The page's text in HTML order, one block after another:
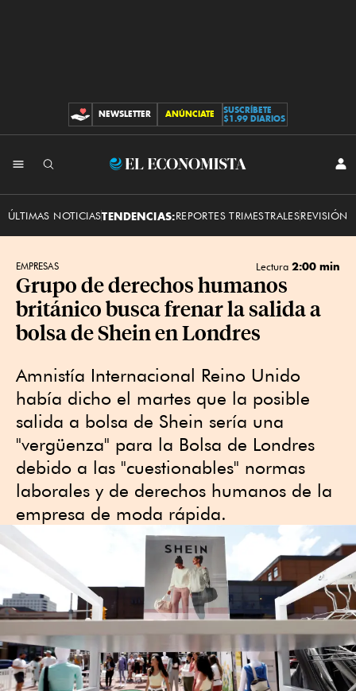
CONTRIBUCIONES
NEWSLETTER ANÚNCIATE
SUSCRÍBETE
$1.99 DIARIOS
El
ÚLTIMAS NOTICIASTENDENCIAS:REPORTES TRIMESTRALESREVISIÓN
EMPRESAS Lectura 2:00 min
Grupo de derechos humanos
británico busca frenar la salida a
bolsa de Shein en Londres
Amnistía Internacional Reino Unido
había dicho el martes que la posible
salida a bolsa de Shein sería una
"vergüenza" para la Bolsa de Londres
debido a las "cuestionables" normas
laborales y de derechos humanos de la
empresa de moda rápida.